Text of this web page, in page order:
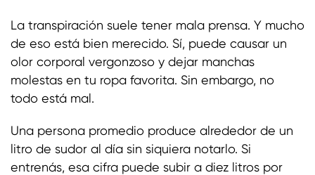
La transpiración suele tener mala prensa. Y mucho
de eso está bien merecido. Sí, puede causar un
olor corporal vergonzoso y dejar manchas
molestas en tu ropa favorita. Sin embargo, no
todo está mal.
Una persona promedio produce alrededor de un
litro de sudor al día sin siquiera notarlo. Si
entrenás, esa cifra puede subir a diez litros por